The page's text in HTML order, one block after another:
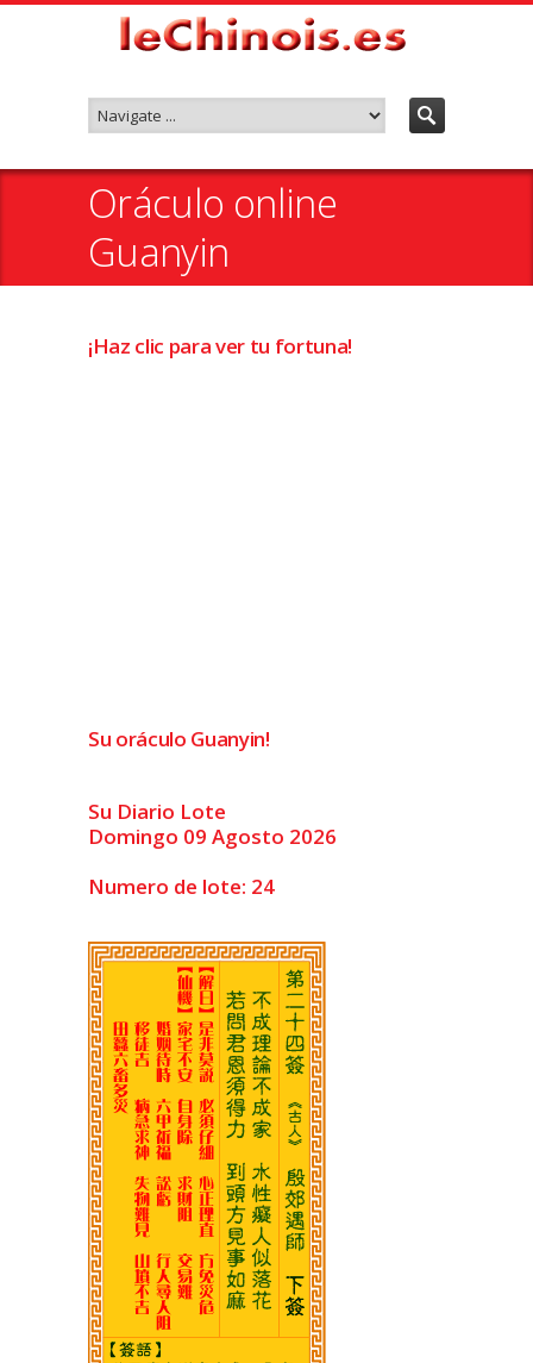
Oráculo online
Guanyin
¡Haz clic para ver tu fortuna!
Su oráculo Guanyin!
Su Diario Lote
Domingo 09 Agosto 2026
Numero de lote: 24